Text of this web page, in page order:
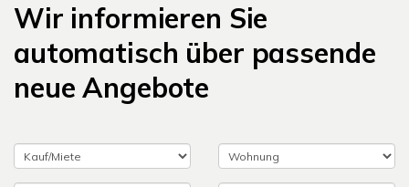
Wir informieren Sie
automatisch über passende
neue Angebote